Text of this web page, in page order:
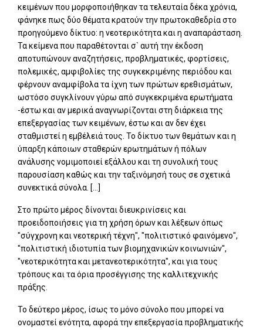
κειμένων που μορφοποιήθηκαν τα τελευταία δέκα χρόνια,
φάνηκε πως δύο θέματα κρατούν την πρωτοκαθεδρία στο
προηγούμενο δίκτυο: η νεοτερικότητα και η αναπαράσταση.
Τα κείμενα που παραθέτονται σ` αυτή την έκδοση
αποτυπώνουν αναζητήσεις, προβληματικές, φορτίσεις,
πολεμικές, αμφιβολίες της συγκεκριμένης περιόδου και
φέρνουν αναμφίβολα τα ίχνη των πρώτων ερεθισμάτων,
ωστόσο συγκλίνουν γύρω από συγκεκριμένα ερωτήματα
-έστω και αν μερικά αναγνωρίζονται στη διάρκεια της
επεξεργασίας των κειμένων, έστω και αν δεν έχει
σταθμιστεί η εμβέλειά τους. Το δίκτυο των θεμάτων και η
ύπαρξη κάποιων σταθερών ερωτημάτων ή πόλων
ανάλυσης νομιμοποιεί εξάλλου και τη συνολική τους
παρουσίαση καθώς και την ταξινόμησή τους σε σχετικά
συνεκτικά σύνολα. [...]
Στο πρώτο μέρος δίνονται διευκρινίσεις και
προειδοποιήσεις για τη χρήση όρων και λέξεων όπως
"σύγχρονη και νεοτερική τέχνη", "πολιτιστικό φαινόμενο",
"πολιτιστική ιδιοτυπία των βιομηχανικών κοινωνιών",
"νεοτερικότητα και μετανεοτερικότητα", και για τους
τρόπους και τα όρια προσέγγισης της καλλιτεχνικής
πράξης.
Το δεύτερο μέρος, ίσως το μόνο σύνολο που μπορεί να
ονομαστεί ενότητα, αφορά την επεξεργασία προβληματικής